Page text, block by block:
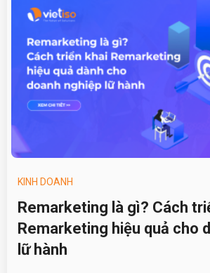
KINH DOANH
Remarketing là gì? Cách
Remarketing hiệu quả cho
lữ hành